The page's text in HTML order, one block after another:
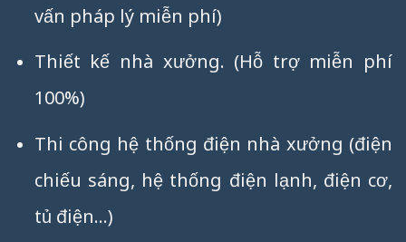
vấn pháp lý miễn phí)
Thiết kế nhà xưởng. (Hỗ trợ miễn phí
100%)
Thi công hệ thống điện nhà xưởng (điện
chiếu sáng, hệ thống điện lạnh, điện cơ,
tủ điện…)